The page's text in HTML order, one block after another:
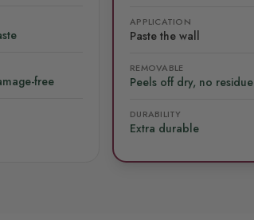
free
APPLICATION
Paste the wall
REMOVABLE
Peels off dry, no residue
DURABILITY
Extra durable